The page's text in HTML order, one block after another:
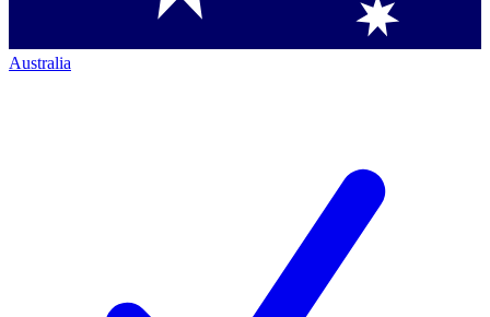
Australia